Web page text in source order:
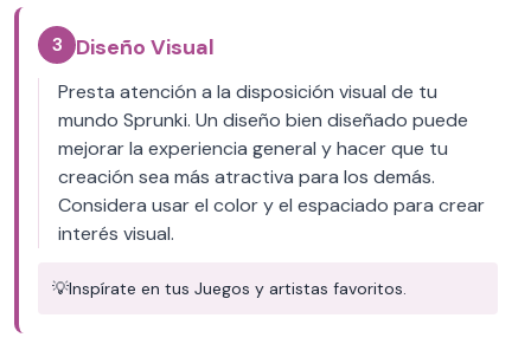
3 Diseño Visual
Presta atención a la disposición visual de tu
mundo Sprunki. Un diseño bien diseñado puede
mejorar la experiencia general y hacer que tu
creación sea más atractiva para los demás.
Considera usar el color y el espaciado para crear
interés visual.
💡Inspírate en tus Juegos y artistas favoritos.